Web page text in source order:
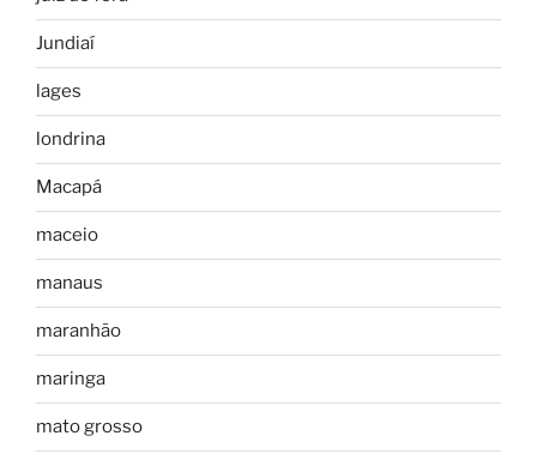
Jundiaí
lages
londrina
Macapá
maceio
manaus
maranhão
maringa
mato grosso